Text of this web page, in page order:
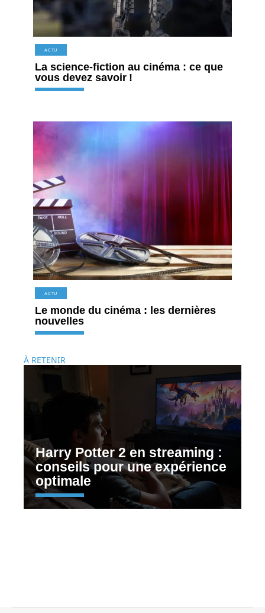
ACTU
La science-fiction au cinéma : ce que
vous devez savoir !
ACTU
Le monde du cinéma : les dernières
nouvelles
À RETENIR
Harry Potter 2 en streaming :
conseils pour une expérience
optimale